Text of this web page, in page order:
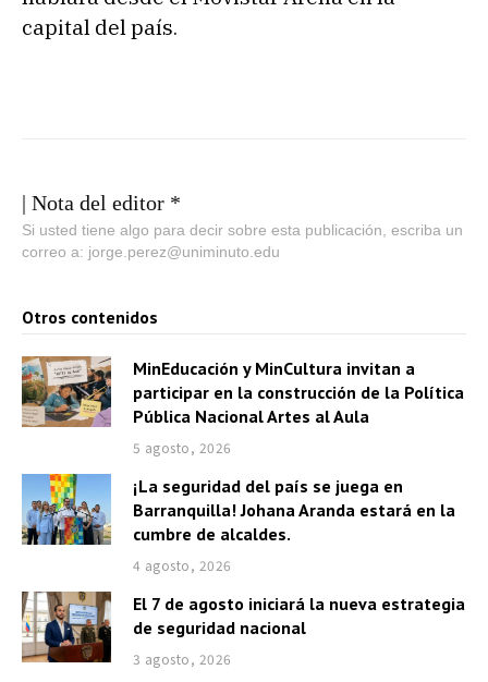
capital del país.
| Nota del editor *
Si usted tiene algo para decir sobre esta publicación, escriba un
correo a: jorge.perez@uniminuto.edu
Otros contenidos
MinEducación y MinCultura invitan a
participar en la construcción de la Política
Pública Nacional Artes al Aula
5 agosto, 2026
¡La seguridad del país se juega en
Barranquilla! Johana Aranda estará en la
cumbre de alcaldes.
4 agosto, 2026
El 7 de agosto iniciará la nueva estrategia
de seguridad nacional
3 agosto, 2026